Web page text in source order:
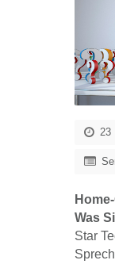
23
Was
Star